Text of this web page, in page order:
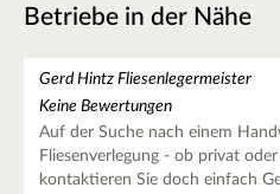
Betriebe in der Nähe
Gerd Hintz Fliesenlegermeister
Keine Bewertungen
Auf der Suche nach einem
Fliesenverlegung - ob privat
kontaktieren Sie doch einfach